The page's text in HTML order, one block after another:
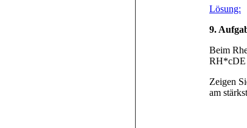
Lösung:
9.
Beim
RH*cDE
Zeigen
am